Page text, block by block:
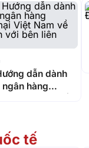
dẫn dành
hàng
tế